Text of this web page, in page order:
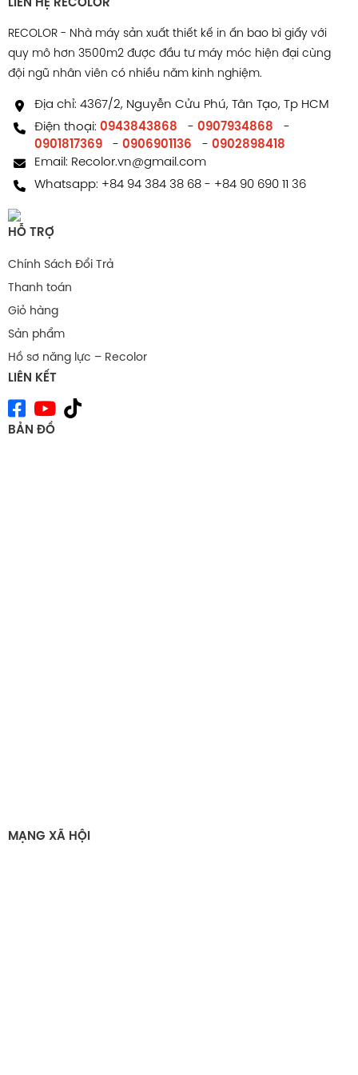
RECOLOR - Nhà máy sản xuất thiết kế in ấn bao bì giấy với
quy mô hơn 3500m2 được đầu tư máy móc hiện đại cùng
đội ngũ nhân viên có nhiều năm kinh nghiệm.
Địa chỉ: 4367/2, Nguyễn Cửu Phú, Tân Tạo, Tp HCM
Điện thoại: 0943843868 - 0907934868
-
0901817369
- 0906901136 - 0902898418
Email: Recolor.vn@gmail.com
Whatsapp: +84 94 384 38 68- +84 90 690 11 36
HỖ TRỢ
Chính Sách Đổi Trả
Thanh toán
Giỏ hàng
Sản phẩm
Hồ sơ năng lực – Recolor
LIÊN KẾT
BẢN ĐỒ
MẠNG XÃ HỘI